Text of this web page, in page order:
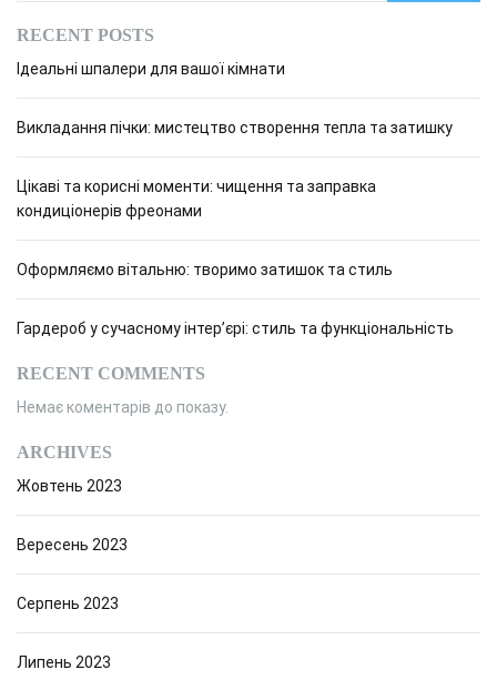
RECENT POSTS
Ідеальні шпалери для вашої кімнати
Викладання пічки: мистецтво створення тепла та затишку
Цікаві та корисні моменти: чищення та заправка
кондиціонерів фреонами
Оформляємо вітальню: творимо затишок та стиль
Гардероб у сучасному інтер’єрі: стиль та функціональність
RECENT COMMENTS
Немає коментарів до показу.
ARCHIVES
Жовтень 2023
Вересень 2023
Серпень 2023
Липень 2023